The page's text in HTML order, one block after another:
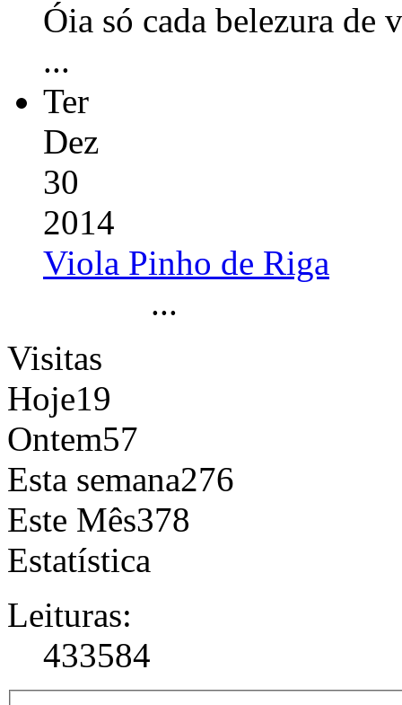
Óia só cada belezura de
...
Ter
Dez
30
2014
Viola Pinho de Riga
...
Visitas
Hoje19
Ontem57
Esta semana276
Este Mês378
Estatística
Leituras:
433584